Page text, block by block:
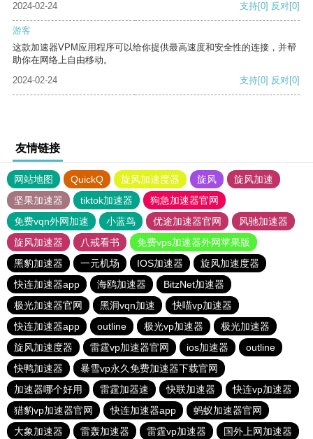
2024-02-24
支持[0] 反对[0]
游客
这款加速器VPM应用程序可以给你提供最高速度和安全性的连接，并帮
助你在网络上自由移动。
2024-02-24
支持[0] 反对[0]
友情链接
网站地图 QuickQ 旋风加速度器 旋风
旋风加速
坚果加速器
tiktok加速器
狗急加速器官网
免费vqn外网加速
小蓝鸟 优途加速器官网
风驰加速器
旋风加速器
八戒看书
免费vps加速器外网苹果版
黑豹加速器
一元机场 IOS加速器
旋风加速度器
快连加速器app
海鸥加速器
BitzNet加速器
极光加速器官网
黑洞vqn加速
快喵vp加速器
快连加速器app
outline 极光vp加速器
极光加速器
旋风加速度器
雷霆vp加速器官网 ios加速器
outline
快鸭加速器
暴雪vp永久免费加速器下载官网
加速器哪个好用
雷霆加器速 快联加速器
快连vp加速器
猎豹vp加速器官网
快连加速器app
蚂蚁加速器官网
大象加速器
雷轰加速器 雷霆vp加速器 国外上网加速器